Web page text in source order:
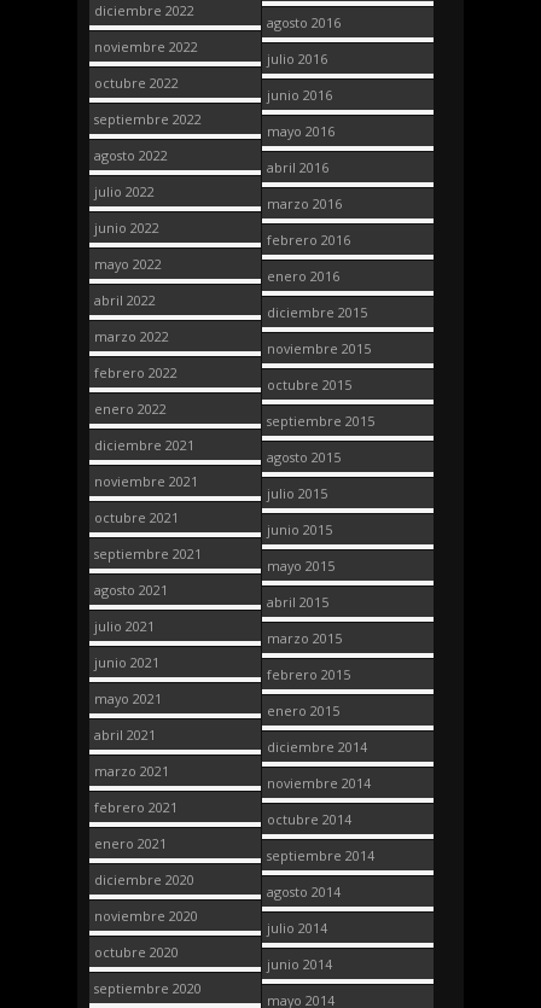
diciembre 2022
noviembre 2022
octubre 2022
septiembre 2022
agosto 2022
julio 2022
junio 2022
mayo 2022
abril 2022
marzo 2022
febrero 2022
enero 2022
diciembre 2021
noviembre 2021
octubre 2021
septiembre 2021
agosto 2021
julio 2021
junio 2021
mayo 2021
abril 2021
marzo 2021
febrero 2021
enero 2021
diciembre 2020
noviembre 2020
octubre 2020
septiembre 2020
agosto 2016
julio 2016
junio 2016
mayo 2016
abril 2016
marzo 2016
febrero 2016
enero 2016
diciembre 2015
noviembre 2015
octubre 2015
septiembre 2015
agosto 2015
julio 2015
junio 2015
mayo 2015
abril 2015
marzo 2015
febrero 2015
enero 2015
diciembre 2014
noviembre 2014
octubre 2014
septiembre 2014
agosto 2014
julio 2014
junio 2014
mayo 2014